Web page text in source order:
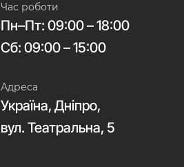
Час роботи
Пн–Пт: 09:00 – 18:00
Сб: 09:00 – 15:00
Адреса
Україна, Дніпро,
вул. Театральна, 5